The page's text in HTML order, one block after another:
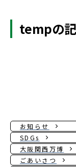
tempの
お知らせ
SDGs
大阪関西万博
ごあいさつ